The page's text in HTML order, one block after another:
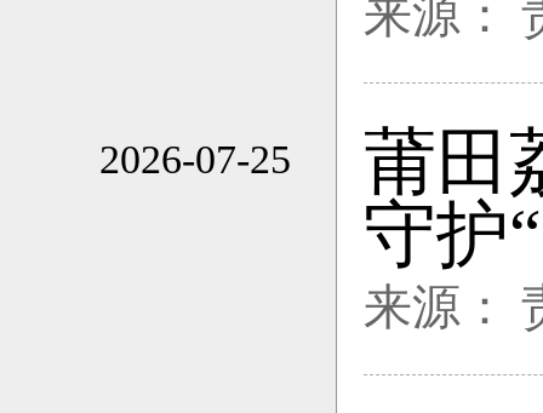
来源：
2026-07-25
莆田
守护
来源：